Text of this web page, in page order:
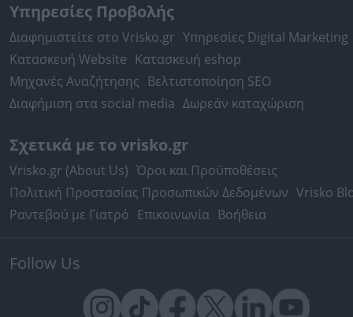
Υπηρεσίες Προβολής
Διαφημιστείτε στο Vrisko.gr Υπηρεσίες Digital Marketing
Κατασκευή Website Κατασκευή eshop
Μηχανές Αναζήτησης Βελτιστοποίηση SEO
Διαφήμιση στα social media Δωρεάν καταχώριση
Σχετικά με το vrisko.gr
Vrisko.gr (About Us) Όροι και Προϋποθέσεις
Πολιτική Προστασίας Προσωπικών Δεδομένων Vrisko
Ραντεβού με Γιατρό Επικοινωνία Βοήθεια
Follow Us